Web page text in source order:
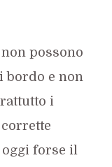
possono
bordo e non
i
forse il